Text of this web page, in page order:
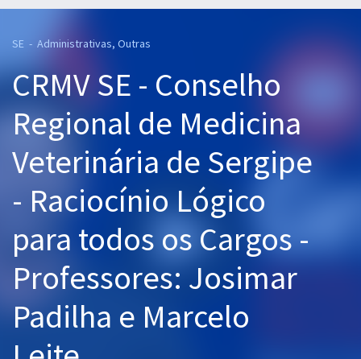
Cursos 20% OFF
Pós
Graduação
OAB
Questões grátis
SE - Administrativas, Outras
CRMV SE - Conselho
Regional de Medicina
Veterinária de Sergipe
- Raciocínio Lógico
para todos os Cargos -
Professores: Josimar
Padilha e Marcelo